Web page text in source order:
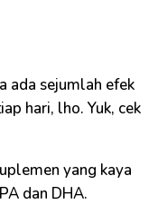
ada sejumlah efek
hari, lho. Yuk, cek
yang kaya
dan DHA.